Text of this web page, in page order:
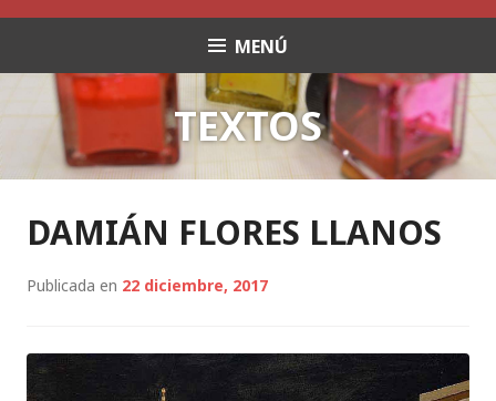
Saltar
MENÚ
TEXTOS
DAMIÁN FLORES LLANOS
Publicada en 22 diciembre, 2017